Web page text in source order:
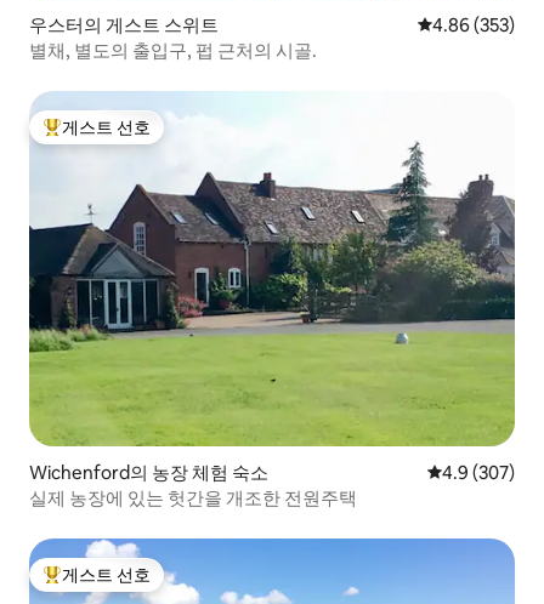
우스터의 게스트 스위트 평점 4.86점(5
4.86 (353)
별채, 별도의 출입구, 펍 근처의 시골.
상위 게스트 선호
게스트 선호
Wichenford의 농장 체험 숙소 평점 4.9점(5
4.9 (307)
실제 농장에 있는 헛간을 개조한 전원주택
상위 게스트 선호
게스트 선호